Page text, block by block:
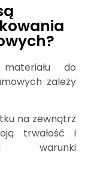
do
zależy
na zewnątrz
trwałość i
warunki